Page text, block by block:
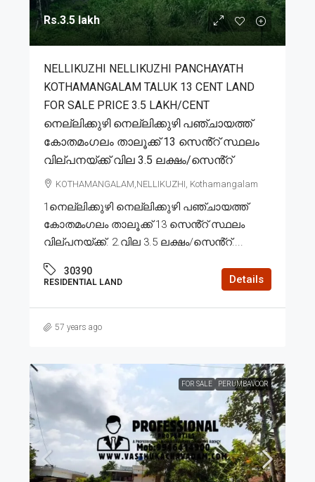
Rs.3.5 lakh
NELLIKUZHI NELLIKUZHI PANCHAYATH
KOTHAMANGALAM TALUK 13 CENT LAND
FOR SALE PRICE 3.5 LAKH/CENT
നെല്ലിക്കുഴി നെല്ലിക്കുഴി പഞ്ചായത്ത്
കോതമംഗലം താലൂക്ക് 13 സെൻ്റ് സ്ഥലം
വില്പനയ്ക്ക് വില 3.5 ലക്ഷം/സെൻ്റ്
KOTHAMANGALAM,NELLIKUZHI, Kothamangalam
1നെല്ലിക്കുഴി നെല്ലിക്കുഴി പഞ്ചായത്ത്
കോതമംഗലം താലൂക്ക് 13 സെൻ്റ് സ്ഥലം
വില്പനയ്ക്ക്. 2.വില 3.5 ലക്ഷം/സെൻ്റ്....
30390
RESIDENTIAL LAND Details
57 years ago
FOR SALE PERUMBAVOOR